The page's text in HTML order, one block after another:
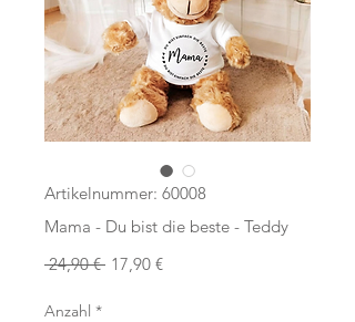
Artikelnummer: 60008
Mama - Du bist die beste - Teddy
24,90 € Standardpreis
17,90 €Sale-
Anzahl *